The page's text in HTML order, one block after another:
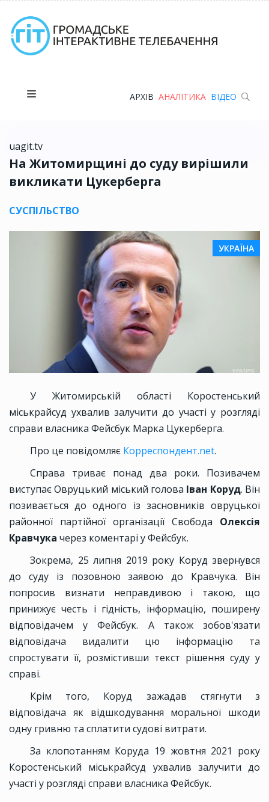
АРХІВ АНАЛІТИКА ВІДЕО
uagit.tv
На Житомирщині до суду вирішили
викликати Цукерберга
СУСПІЛЬСТВО
УКРАЇНА
У Житомирській області Коростенський
міськрайсуд ухвалив залучити до участі у розгляді
справи власника Фейсбук Марка Цукерберга.
Про це повідомляє Корреспондент.net.
Справа триває понад два роки. Позивачем
виступає Овруцький міський голова Іван Коруд. Він
позивається до одного із засновників овруцької
районної партійної організації Свобода Олексія
Кравчука через коментарі у Фейсбук.
Зокрема, 25 липня 2019 року Коруд звернувся
до суду із позовною заявою до Кравчука. Він
попросив визнати неправдивою і такою, що
принижує честь і гідність, інформацію, поширену
відповідачем у Фейсбук. А також зобов'язати
відповідача видалити цю інформацію та
спростувати її, розмістивши текст рішення суду у
справі.
Крім того, Коруд зажадав стягнути з
відповідача як відшкодування моральної шкоди
одну гривню та сплатити судові витрати.
За клопотанням Коруда 19 жовтня 2021 року
Коростенський міськрайсуд ухвалив залучити до
участі у розгляді справи власника Фейсбук.